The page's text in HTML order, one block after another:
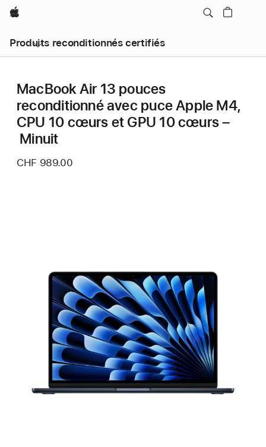
Apple
Produits reconditionnés certifiés
MacBook Air 13 pouces
reconditionné avec puce Apple M4,
CPU 10 cœurs et GPU 10 cœurs –
Minuit
CHF 989.00